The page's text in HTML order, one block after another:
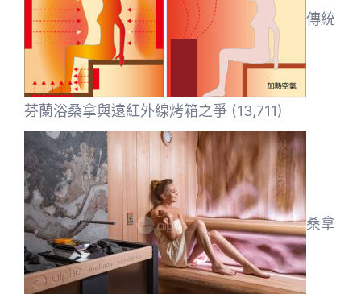
傳統
芬蘭浴桑拿與遠紅外線烤箱之爭 (13,711)
桑拿